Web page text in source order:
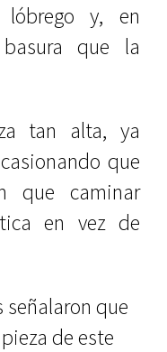
lóbrego y, en
que la
tan alta, ya
que
que caminar
en vez de
que
de este